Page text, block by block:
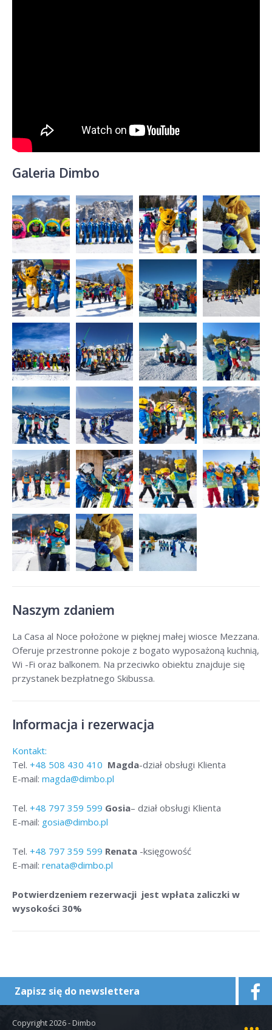
Galeria Dimbo
Naszym zdaniem
La Casa al Noce położone w pięknej małej wiosce Mezzana.
Oferuje przestronne pokoje z bogato wyposażoną kuchnią,
Wi -Fi oraz balkonem. Na przeciwko obiektu znajduje się
przystanek bezpłatnego Skibussa.
Informacja i rezerwacja
Kontakt:
Tel. +48 508 430 410 Magda-dział obsługi Klienta
E-mail: magda@dimbo.pl
Tel. +48 797 359 599 Gosia– dział obsługi Klienta
E-mail: gosia@dimbo.pl
Tel. +48 797 359 599 Renata -księgowość
E-mail: renata@dimbo.pl
Potwierdzeniem rezerwacji jest wpłata zaliczki w
wysokości 30%
Zapisz się do newslettera
Copyright 2026 - Dimbo